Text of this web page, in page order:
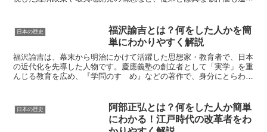
日本の歴史
福沢諭吉とは？何をした人かを簡
単にわかりやすく解説
福沢諭吉は、幕末から明治にかけて活躍した思想家・教育者で、日本
の近代化を先導した人物です。慶應義塾の創立者として「実学」を重
んじる教育を広め、『学問のすゝめ』などの著作で、身分にとらわれ
日本の歴史
阿部正弘とは？何をした人か簡単
にわかる！江戸時代の改革者をわ